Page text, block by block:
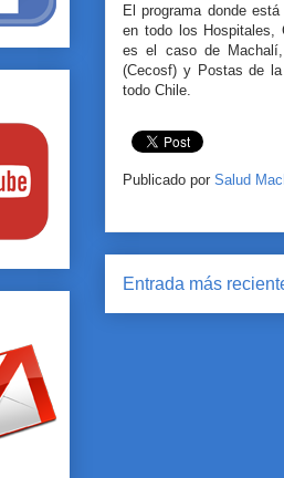
El programa donde
en todo los Hospitales,
es el caso de Machalí,
(Cecosf) y Postas de
todo Chile.
Publicado por Salud
Entrada más